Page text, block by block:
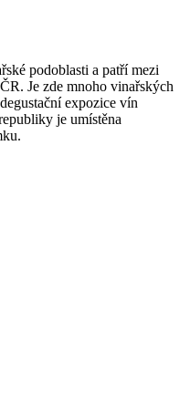
podoblasti a patří mezi
Je zde mnoho vinařských
expozice vín
je umístěna